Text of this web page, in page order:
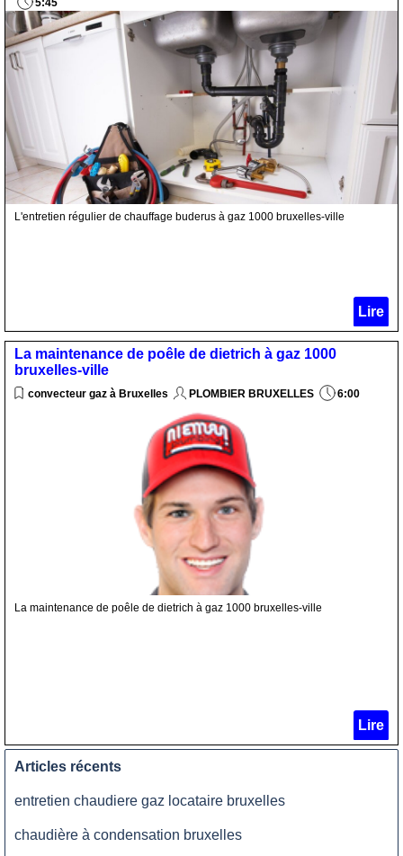
5:45
L'entretien régulier de chauffage buderus à gaz 1000 bruxelles-ville
Lire
La maintenance de poêle de dietrich à gaz 1000
bruxelles-ville
convecteur gaz à Bruxelles PLOMBIER BRUXELLES 6:00
La maintenance de poêle de dietrich à gaz 1000 bruxelles-ville
Lire
Articles récents
entretien chaudiere gaz locataire bruxelles
chaudière à condensation bruxelles